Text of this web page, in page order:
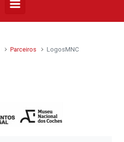
Parceiros
LogosMNC